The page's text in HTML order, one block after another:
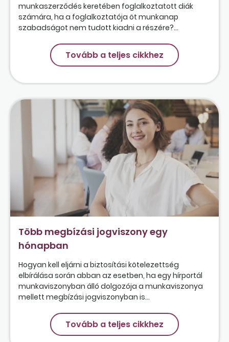
munkaszerződés keretében foglalkoztatott diák
számára, ha a foglalkoztatója öt munkanap
szabadságot nem tudott kiadni a részére?...
Tovább a teljes cikkhez
Több megbízási jogviszony egy
hónapban
Hogyan kell eljárni a biztosítási kötelezettség
elbírálása során abban az esetben, ha egy hírportál
munkaviszonyban álló dolgozója a munkaviszonya
mellett megbízási jogviszonyban is...
Tovább a teljes cikkhez